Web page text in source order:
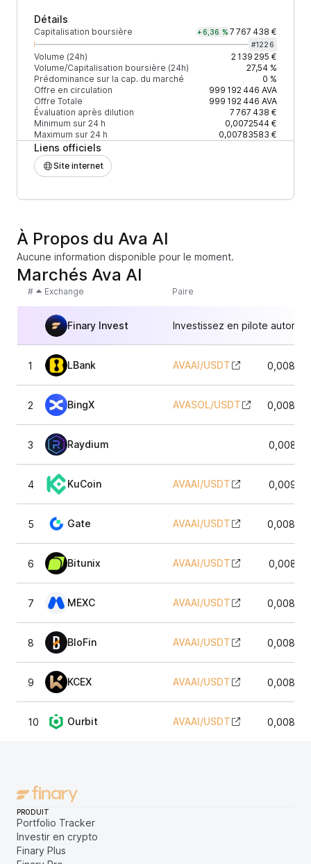
Détails
Capitalisation boursière +6,36 % 7 767 438 €
#1226
Volume (24h)
2 139 295 €
Volume/Capitalisation boursière (24h)
27,54 %
Prédominance sur la cap. du marché
0 %
Offre en circulation
999 192 446 AVA
Offre Totale
999 192 446 AVA
Évaluation après dilution
7 767 438 €
Minimum sur 24 h
0,0072544 €
Maximum sur 24 h
0,00783583 €
Liens officiels
Site internet
À Propos du Ava AI
Aucune information disponible pour le moment.
Marchés Ava AI
# Exchange Paire
Finary Invest Investissez en pilote
1 LBank AVAAI/USDT
2 BingX AVASOL/USDT
3 Raydium
4 KuCoin AVAAI/USDT
5 Gate AVAAI/USDT
6 Bitunix AVAAI/USDT
7 MEXC AVAAI/USDT
8 BloFin AVAAI/USDT
9 KCEX AVAAI/USDT
10 Ourbit AVAAI/USDT
PRODUIT
Portfolio Tracker
Investir en crypto
Finary Plus